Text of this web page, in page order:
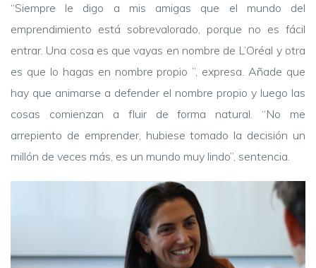
“Siempre le digo a mis amigas que el mundo del
emprendimiento está sobrevalorado, porque no es fácil
entrar. Una cosa es que vayas en nombre de L’Oréal y otra
es que lo hagas en nombre propio ”, expresa. Añade que
hay que animarse a defender el nombre propio y luego las
cosas comienzan a fluir de forma natural. “No me
arrepiento de emprender, hubiese tomado la decisión un
millón de veces más, es un mundo muy lindo”, sentencia.